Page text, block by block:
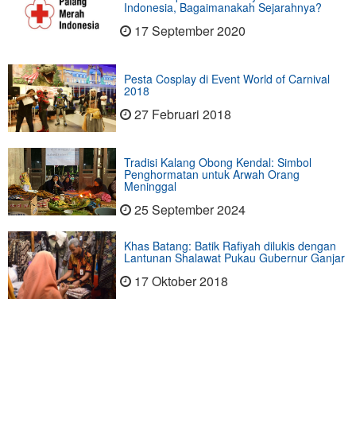
Indonesia, Bagaimanakah Sejarahnya?
17 September 2020
Pesta Cosplay di Event World of Carnival
2018
27 Februari 2018
Tradisi Kalang Obong Kendal: Simbol
Penghormatan untuk Arwah Orang
Meninggal
25 September 2024
Khas Batang: Batik Rafiyah dilukis dengan
Lantunan Shalawat Pukau Gubernur Ganjar
17 Oktober 2018